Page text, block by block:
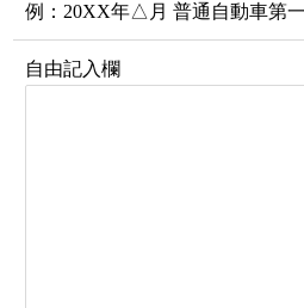
例：20XX年△月 普通自動車第
自由記入欄